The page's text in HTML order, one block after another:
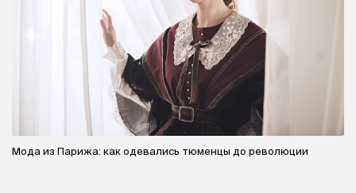
Мода из Парижа: как одевались тюменцы до революции